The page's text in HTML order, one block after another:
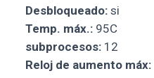
Desbloqueado: si
Temp. máx.: 95C
subprocesos: 12
Reloj de aumento máx: